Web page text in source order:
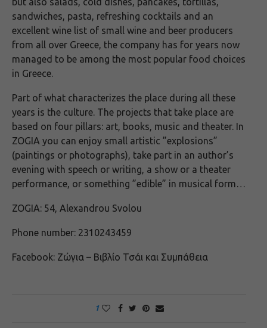
sandwiches, pasta, refreshing cocktails and an
excellent wine list of small wine and beer producers
from all over Greece, the company has for years now
managed to be among the most popular food choices
in Greece.
Part of what characterizes the place during all these
years is the culture. The projects that take place are
based on four pillars: art, books, music and theater. In
ZOGIA you can enjoy small artistic ”explosions”
(paintings or photographs), take part in an author’s
evening with speech or writing, a show or a theater
performance, or something ”edible” in musical form…
ZOGIA: 54, Αlexandrou Svolou
Phone number: 2310243459
Facebook: Ζώγια – Βιβλίο Τσάι και Συμπάθεια
1